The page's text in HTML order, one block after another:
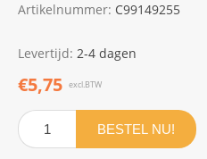
Artikelnummer: C99149255
Levertijd: 2-4 dagen
€5,75 excl.BTW
BESTEL NU!